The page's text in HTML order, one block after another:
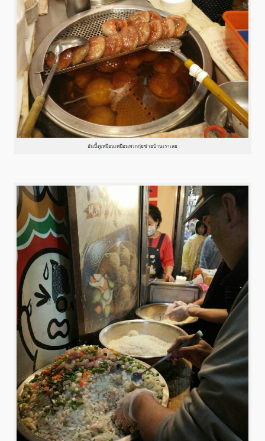
อันนี้ดูเหมือนเหมือนพวกกุ่ยช่ายบ้านเราเลย